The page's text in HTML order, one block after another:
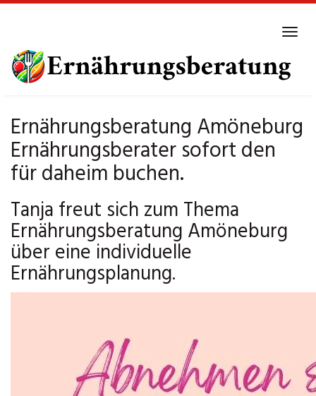
main
content
Ernährungsberatung Amöneburg
Ernährungsberater sofort den
für daheim buchen.
Tanja freut sich zum Thema
Ernährungsberatung Amöneburg
über eine individuelle
Ernährungsplanung.